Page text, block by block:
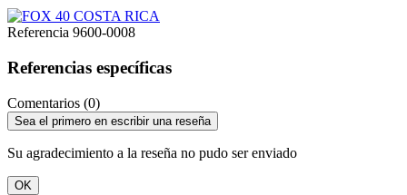
Referencia 9600-0008
Referencias específicas
Comentarios (0)
Sea el primero en escribir una reseña
Su agradecimiento a la reseña no pudo ser enviado
OK